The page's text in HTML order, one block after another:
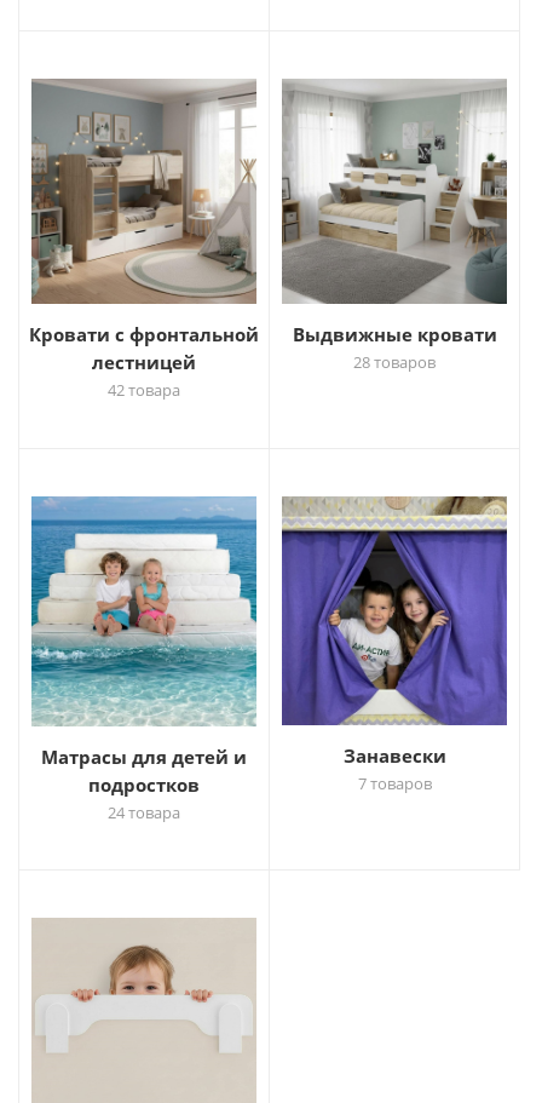
Кровати с фронтальной
лестницей
42 товара
Выдвижные кровати
28 товаров
Матрасы для детей и
подростков
24 товара
Занавески
7 товаров